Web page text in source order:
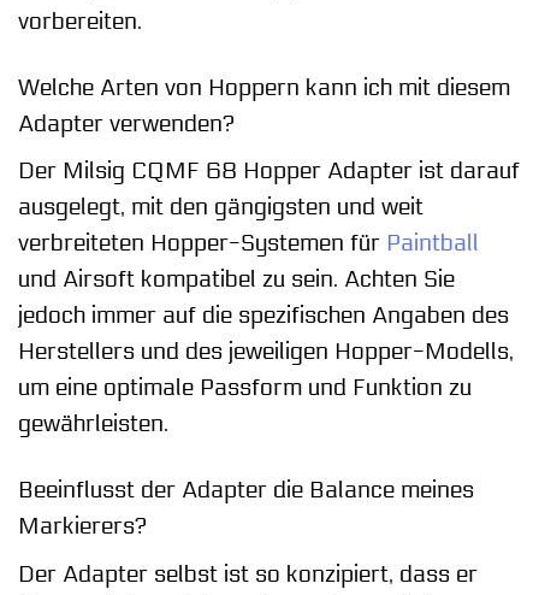
vorbereiten.
Welche Arten von Hoppern kann ich mit diesem
Adapter verwenden?
Der Milsig CQMF 68 Hopper Adapter ist darauf
ausgelegt, mit den gängigsten und weit
verbreiteten Hopper-Systemen für Paintball
und Airsoft kompatibel zu sein. Achten Sie
jedoch immer auf die spezifischen Angaben des
Herstellers und des jeweiligen Hopper-Modells,
um eine optimale Passform und Funktion zu
gewährleisten.
Beeinflusst der Adapter die Balance meines
Markierers?
Der Adapter selbst ist so konzipiert, dass er